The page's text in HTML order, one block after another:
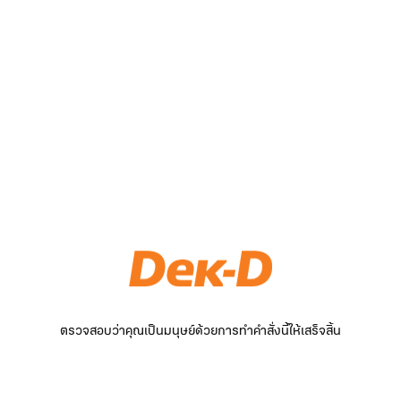
ตรวจสอบว่าคุณเป็นมนุษย์ด้วยการทำคำสั่งนี้ให้เสร็จสิ้น